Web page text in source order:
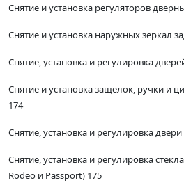
Снятие и установка регуляторов
Снятие и установка наружных зеркал
Снятие, установка и регулировка
Снятие и установка защелок, ручки и
174
Снятие, установка и регулировка двери
Снятие, установка и регулировка
Rodeo и Passport) 175